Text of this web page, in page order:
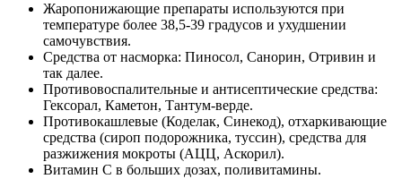
Жаропонижающие препараты используются при
температуре более 38,5-39 градусов и ухудшении
самочувствия.
Средства от насморка: Пиносол, Санорин, Отривин и
так далее.
Противовоспалительные и антисептические средства:
Гексорал, Каметон, Тантум-верде.
Противокашлевые (Коделак, Синекод), отхаркивающие
средства (сироп подорожника, туссин), средства для
разжижения мокроты (АЦЦ, Аскорил).
Витамин С в больших дозах, поливитамины.